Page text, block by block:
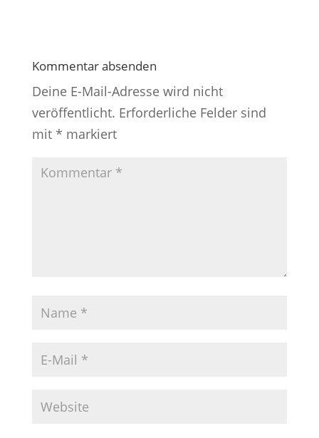
Kommentar absenden
Deine E-Mail-Adresse wird nicht
veröffentlicht. Erforderliche Felder sind
mit * markiert